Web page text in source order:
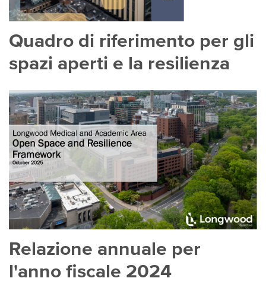
Quadro di riferimento per gli
spazi aperti e la resilienza
Relazione annuale per
l'anno fiscale 2024